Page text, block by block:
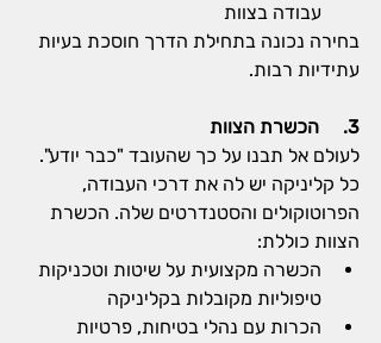
עבודה בצוות
בחירה נכונה בתחילת הדרך חוסכת בעיות
עתידיות רבות.
3.     הכשרת הצוות
לעולם אל תבנו על כך שהעובד "כבר יודע".
כל קליניקה יש לה את דרכי העבודה,
הפרוטוקולים והסטנדרטים שלה. הכשרת
הצוות כוללת:
הכשרה מקצועית על שיטות וטכניקות
טיפוליות מקובלות בקליניקה
הכרות עם נהלי בטיחות, פרטיות